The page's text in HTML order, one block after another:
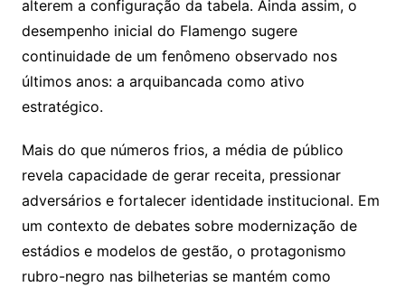
alterem a configuração da tabela. Ainda assim, o
desempenho inicial do Flamengo sugere
continuidade de um fenômeno observado nos
últimos anos: a arquibancada como ativo
estratégico.
Mais do que números frios, a média de público
revela capacidade de gerar receita, pressionar
adversários e fortalecer identidade institucional. Em
um contexto de debates sobre modernização de
estádios e modelos de gestão, o protagonismo
rubro-negro nas bilheterias se mantém como